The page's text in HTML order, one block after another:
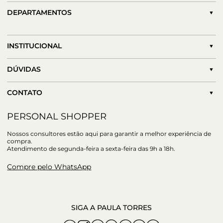
DEPARTAMENTOS
INSTITUCIONAL
DÚVIDAS
CONTATO
PERSONAL SHOPPER
Nossos consultores estão aqui para garantir a melhor experiência de
compra.
Atendimento de segunda-feira a sexta-feira das 9h a 18h.
Compre pelo WhatsApp